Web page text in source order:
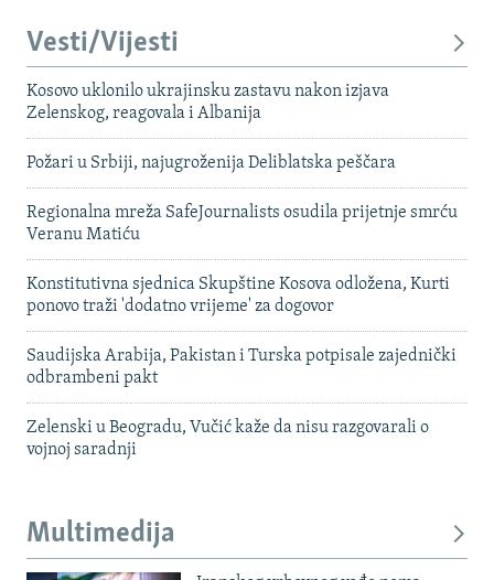
Vesti/Vijesti
Kosovo uklonilo ukrajinsku zastavu nakon izjava
Zelenskog, reagovala i Albanija
Požari u Srbiji, najugroženija Deliblatska peščara
Regionalna mreža SafeJournalists osudila prijetnje smrću
Veranu Matiću
Konstitutivna sjednica Skupštine Kosova odložena, Kurti
ponovo traži 'dodatno vrijeme' za dogovor
Saudijska Arabija, Pakistan i Turska potpisale zajednički
odbrambeni pakt
Zelenski u Beogradu, Vučić kaže da nisu razgovarali o
vojnoj saradnji
Multimedija